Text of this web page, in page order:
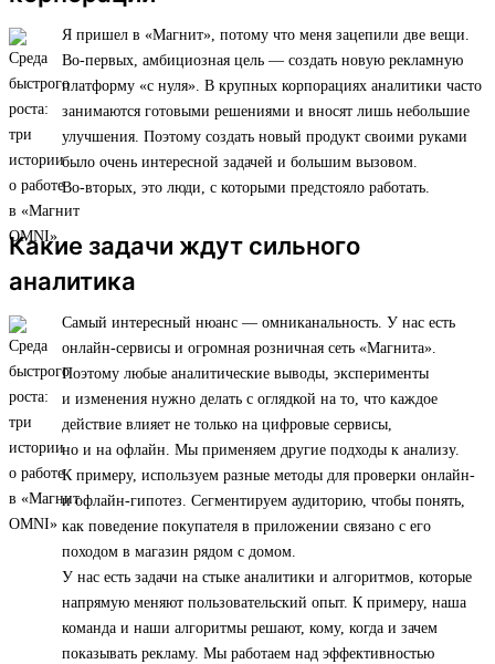
Я пришел в «Магнит», потому что меня зацепили две вещи.
Во-первых, амбициозная цель — создать новую рекламную
платформу «с нуля». В крупных корпорациях аналитики часто
занимаются готовыми решениями и вносят лишь небольшие
улучшения. Поэтому создать новый продукт своими руками
было очень интересной задачей и большим вызовом.
Во-вторых, это люди, с которыми предстояло работать.
Какие задачи ждут сильного
аналитика
Самый интересный нюанс — омниканальность. У нас есть
онлайн-сервисы и огромная розничная сеть «Магнита».
Поэтому любые аналитические выводы, эксперименты
и изменения нужно делать с оглядкой на то, что каждое
действие влияет не только на цифровые сервисы,
но и на офлайн. Мы применяем другие подходы к анализу.
К примеру, используем разные методы для проверки онлайн-
и офлайн-гипотез. Сегментируем аудиторию, чтобы понять,
как поведение покупателя в приложении связано с его
походом в магазин рядом с домом.
У нас есть задачи на стыке аналитики и алгоритмов, которые
напрямую меняют пользовательский опыт. К примеру, наша
команда и наши алгоритмы решают, кому, когда и зачем
показывать рекламу. Мы работаем над эффективностью